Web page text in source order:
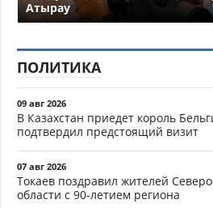
Атырау
ПОЛИТИКА
09 авг 2026
В Казахстан приедет король
подтвердил предстоящий визит
07 авг 2026
Токаев поздравил жителей
области с 90-летием региона